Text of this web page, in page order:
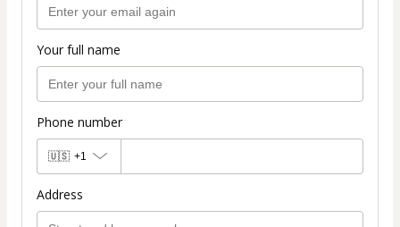
Your full name
Phone number
🇺🇸 +1
Address